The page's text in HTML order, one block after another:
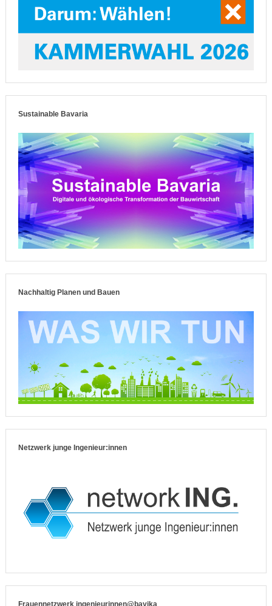
Sustainable Bavaria
Nachhaltig Planen und Bauen
Netzwerk junge Ingenieur:innen
Frauennetzwerk ingenieurinnen@bayika